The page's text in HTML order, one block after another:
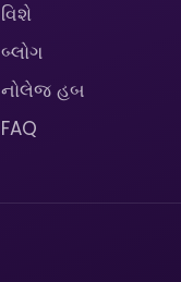
વિશે
બ્લોગ
નોલેજ હબ
FAQ